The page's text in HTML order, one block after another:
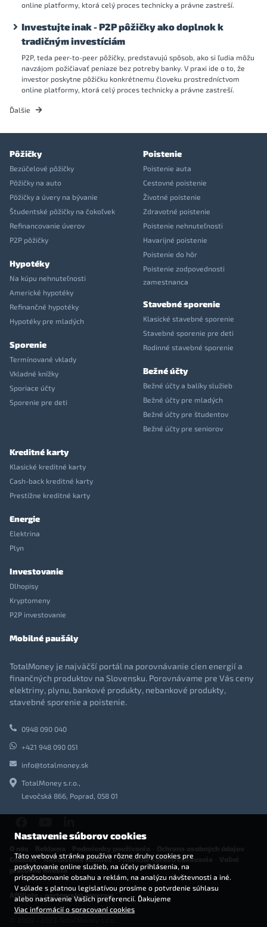
online platformy, ktorá celý proces technicky a právne zastreší.
Investujte inak - P2P pôžičky ako doplnok k
tradičným investíciám
P2P, teda peer-to-peer pôžičky, predstavujú spôsob, ako si ľudia môžu
navzájom požičiavať peniaze bez potreby banky. V praxi ide o to, že
investor poskytne pôžičku konkrétnemu človeku prostredníctvom
online platformy, ktorá celý proces technicky a právne zastreší.
Ďalšie
Pôžičky
Bezúčelové pôžičky
Pôžičky na auto
Pôžičky a úvery na bývanie
Študentské pôžičky na čokoľvek
Refinancovanie úverov
P2P pôžičky
Hypotéky
Na kúpu nehnuteľnosti
Americké hypotéky
Refinančné hypotéky
Hypotéky pre mladých
Sporenie
Termínované vklady
Vkladné knížky
Sporiace účty
Sporenie pre deti
Poistenie
Poistenie auta
Cestovné poistenie
Životné poistenie
Zdravotné poistenie
Poistenie nehnuteľnosti
Havarijné poistenie
Poistenie do hôr
Poistenie zodpovednosti
zamestnanca
Stavebné sporenie
Klasické stavebné sporenie
Stavebné sporenie pre deti
Rodinné stavebné sporenie
Bežné účty
Bežné účty a balíky služieb
Bežné účty pre mladých
Bežné účty pre študentov
Bežné účty pre seniorov
Kreditné karty
Klasické kreditné karty
Cash-back kreditné karty
Prestížne kreditné karty
Energie
Elektrina
Plyn
Investovanie
Dlhopisy
Kryptomeny
P2P investovanie
Mobilné paušály
TotalMoney je najväčší portál na porovnávanie cien energií a
finančných produktov na Slovensku. Porovnávame pre Vás ceny
elektriny, plynu, bankové produkty, nebankové produkty,
stavebné sporenie a poistenie.
0948 090 040
+421 948 090 051
info@totalmoney.sk
TotalMoney s.r.o.,
Levočská 866, Poprad, 058 01
Cookies-Nastavenia cookies -Finančné sprostredkovanie
pracovné miesta
Affiliate - partnerský program
Nastavenie súborov cookies
Táto webová stránka používa rôzne druhy cookies pre
poskytovanie online služieb, na účely prihlásenia, na
prispôsobovanie obsahu a reklám, na analýzu návštevnosti a iné.
V súlade s platnou legislatívou prosíme o potvrdenie súhlasu
alebo nastavenie Vašich preferencií. Ďakujeme
Viac informácií o spracovaní cookies